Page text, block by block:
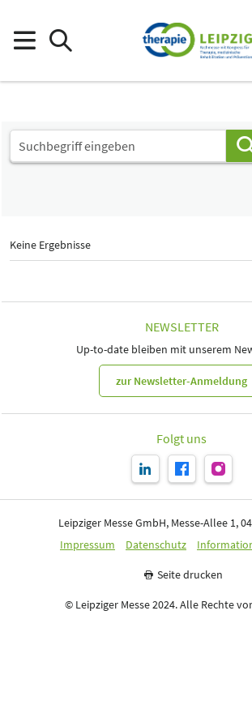
Keine Ergebnisse
NEWSLETTER
Up-to-date bleiben mit unserem
zur Newsletter-Anmeldung
Folgt uns
Leipziger Messe GmbH, Messe-Allee 1,
Impressum
Datenschutz
Seite drucken
© Leipziger Messe 2024. Alle Rechte